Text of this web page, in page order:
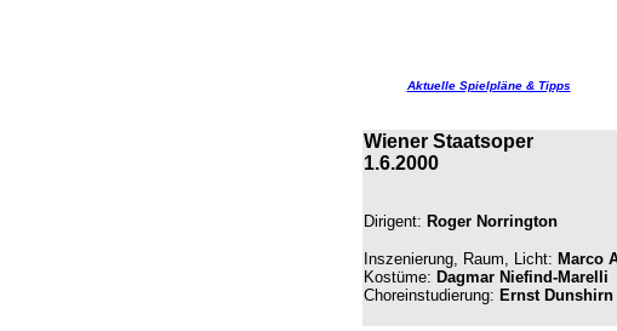
Aktuelle Spielpläne & Tipps
Wiener Staatsoper
1.6.2000
Dirigent: Roger Norrington
Inszenierung, Raum, Licht: Marco
Kostüme: Dagmar Niefind-Marelli
Choreinstudierung: Ernst Dunshirn